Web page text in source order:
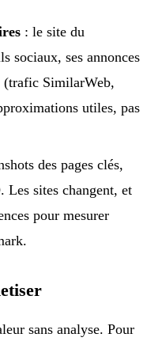
: le site du
sociaux, ses annonces
(trafic SimilarWeb,
utiles, pas
des pages clés,
Les sites changent, et
pour mesurer
sans analyse. Pour